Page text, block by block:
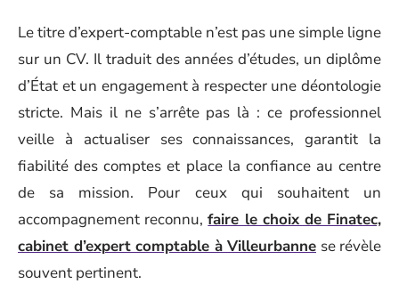
Le titre d’expert-comptable n’est pas une simple ligne
sur un CV. Il traduit des années d’études, un diplôme
d’État et un engagement à respecter une déontologie
stricte. Mais il ne s’arrête pas là : ce professionnel
veille à actualiser ses connaissances, garantit la
fiabilité des comptes et place la confiance au centre
de sa mission. Pour ceux qui souhaitent un
accompagnement reconnu,faire le choix de Finatec,
cabinet d’expert comptable à Villeurbanne se révèle
souvent pertinent.